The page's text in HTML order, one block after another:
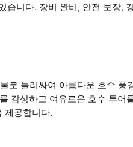
니다. 장비 완비, 안전 보장,
로 둘러싸여 아름다운 호수 풍
감상하고 여유로운 호수 투어
제공합니다.